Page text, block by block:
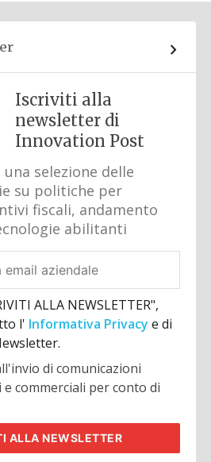
Iscriviti alla
newsletter di
Innovation Post
selezione delle
su politiche per
fiscali, andamento
abilitanti
ALLA NEWSLETTER",
l' Informativa Privacye di
di comunicazioni
commerciali per conto di
ALLA NEWSLETTER